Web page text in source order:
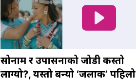
सोनाम र उपासनाको जोडी कस्तो
लाग्यो?, यस्तो बन्यो ‘जलाकी’ पहिलो